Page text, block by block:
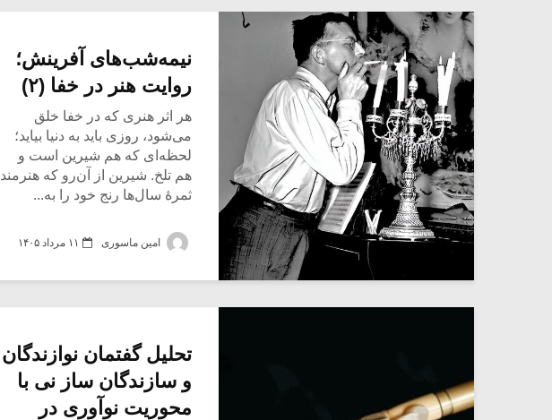
​نیمه‌شب‌های آفرینش؛
روایت هنر در خفا (۲)
​هر اثر هنری که در خفا خلق
می‌شود، روزی باید به دنیا بیاید؛
لحظه‌ای که هم شیرین است و
هم تلخ. شیرین از آن‌رو که هنرمند
ثمرۀ سال‌ها رنج خود را به...
امین ماسوری ۱۱ مرداد ۱۴۰۵
تحلیل گفتمان نوازندگان
و سازندگان ساز نی با
محوریت نوآوری در